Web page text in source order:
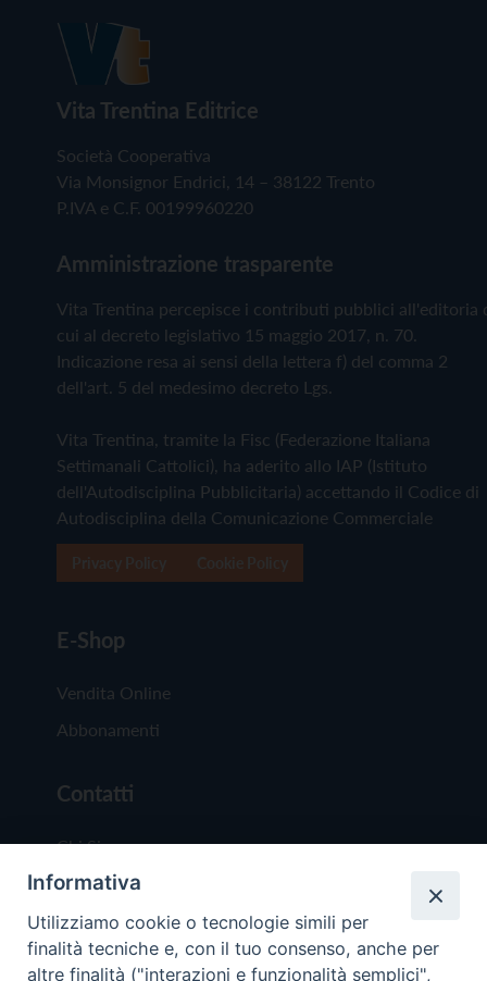
Vita Trentina Editrice
Società Cooperativa
Via Monsignor Endrici, 14 – 38122 Trento
P.IVA e C.F. 00199960220
Amministrazione trasparente
Vita Trentina percepisce i contributi pubblici all'editoria
cui al decreto legislativo 15 maggio 2017, n. 70.
Indicazione resa ai sensi della lettera f) del comma 2
dell'art. 5 del medesimo decreto Lgs.
Vita Trentina, tramite la Fisc (Federazione Italiana
Settimanali Cattolici), ha aderito allo IAP (Istituto
dell'Autodisciplina Pubblicitaria) accettando il Codice di
Autodisciplina della Comunicazione Commerciale
E-Shop
Vendita Online
Abbonamenti
Contatti
Chi Siamo
Redazione
Scrivici
Informativa
Utilizziamo cookie o tecnologie simili per
finalità tecniche e, con il tuo consenso, anche per
altre finalità ("interazioni e funzionalità semplici",